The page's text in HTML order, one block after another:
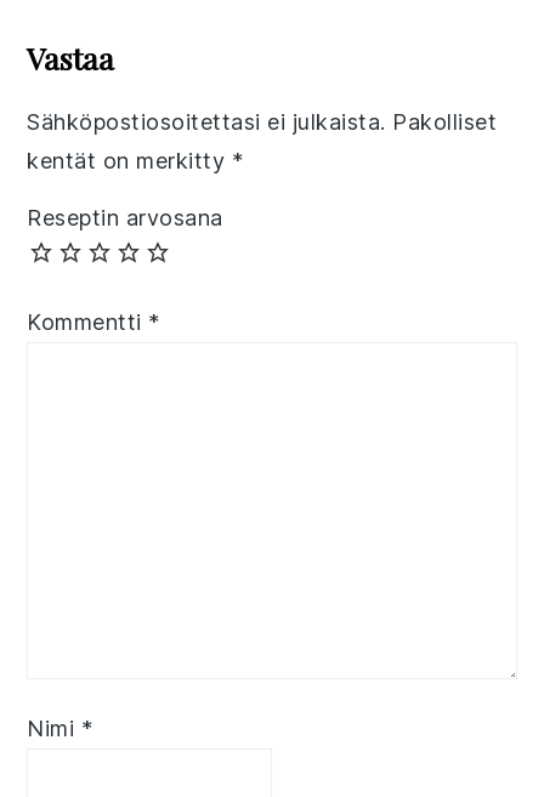
Interactions
Vastaa
Sähköpostiosoitettasi ei julkaista. Pakolliset
kentät on merkitty *
Reseptin arvosana
Kommentti *
Nimi *